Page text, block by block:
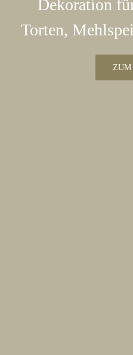
Dekoration
Torten,
ZUM